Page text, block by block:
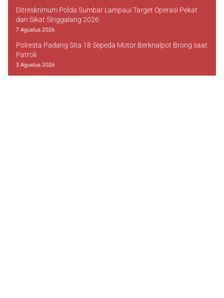
Ditreskrimum Polda Sumbar Lampaui Target Operasi Pekat
dan Sikat Singgalang 2026
7 Agustus 2026
Polresta Padang Sita 18 Sepeda Motor Berknalpot Brong saat
Patroli
3 Agustus 2026